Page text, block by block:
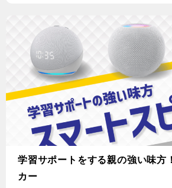
学習サポートをする親の強い味方
カー